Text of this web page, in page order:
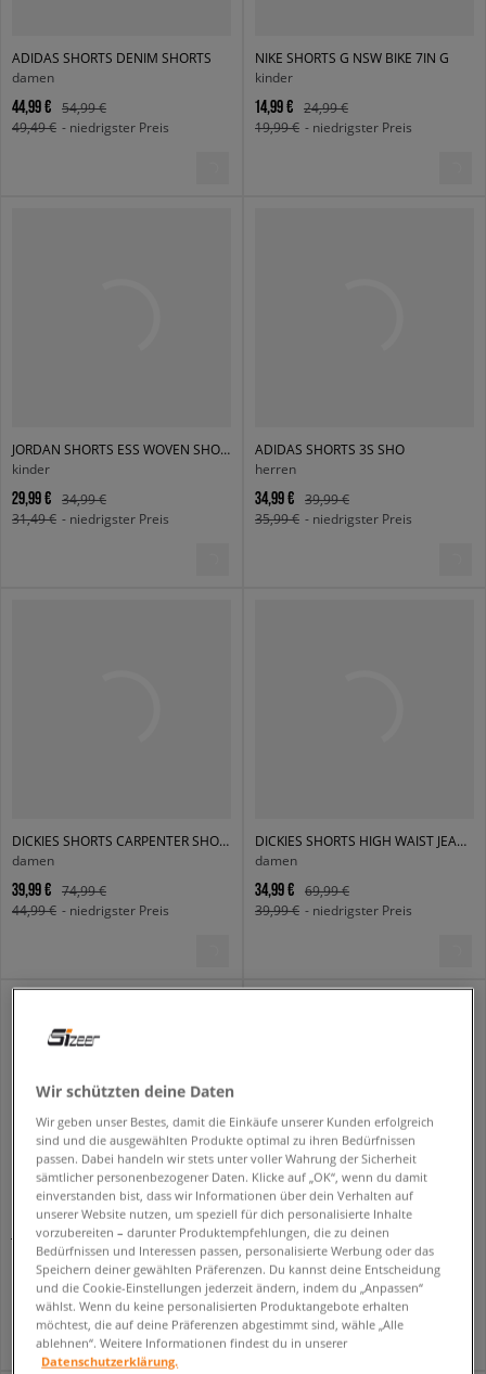
ADIDAS SHORTS DENIM SHORTS
damen
44,99 €
54,99 €
49,49 € - niedrigster Preis
NIKE SHORTS G NSW BIKE 7IN G
kinder
14,99 €
24,99 €
19,99 € - niedrigster Preis
JORDAN SHORTS ESS WOVEN SHORT GIRL
kinder
29,99 €
34,99 €
31,49 € - niedrigster Preis
ADIDAS SHORTS 3S SHO
herren
34,99 €
39,99 €
35,99 € - niedrigster Preis
DICKIES SHORTS CARPENTER SHORT JEANS 1993 7 INCH
damen
39,99 €
74,99 €
44,99 € - niedrigster Preis
DICKIES SHORTS HIGH WAIST JEAN SHORTS W 5 INCH
damen
34,99 €
69,99 €
39,99 € - niedrigster Preis
JORDAN SHORTS JDG WJ SPORT DIAMOND AOP G
kinder
29,99 €
39,99 €
34,99 € - niedrigster Preis
herren
39,99 €
59,99 €
44,99 € - niedrigster Preis
Wir schützten deine Daten
Wir geben unser Bestes, damit die Einkäufe unserer Kunden erfolgreich
sind und die ausgewählten Produkte optimal zu ihren Bedürfnissen
passen. Dabei handeln wir stets unter voller Wahrung der Sicherheit
sämtlicher personenbezogener Daten. Klicke auf „OK“, wenn du damit
einverstanden bist, dass wir Informationen über dein Verhalten auf
unserer Website nutzen, um speziell für dich personalisierte Inhalte
vorzubereiten – darunter Produktempfehlungen, die zu deinen
Bedürfnissen und Interessen passen, personalisierte Werbung oder das
Speichern deiner gewählten Präferenzen. Du kannst deine Entscheidung
und die Cookie-Einstellungen jederzeit ändern, indem du „Anpassen“
wählst. Wenn du keine personalisierten Produktangebote erhalten
möchtest, die auf deine Präferenzen abgestimmt sind, wähle „Alle
ablehnen“. Weitere Informationen findest du in unserer
Datenschutzerklärung.